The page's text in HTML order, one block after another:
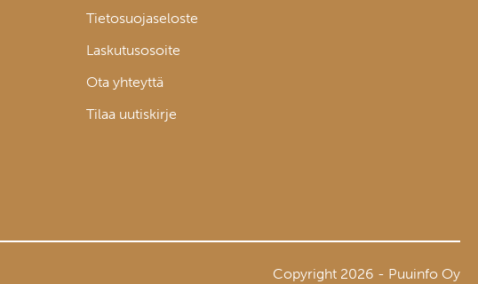
Tietosuojaseloste
Laskutusosoite
Ota yhteyttä
Tilaa uutiskirje
Copyright 2026 - Puuinfo Oy